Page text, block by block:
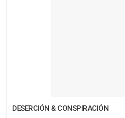
DESERCIÓN & CONSPIRACIÓN